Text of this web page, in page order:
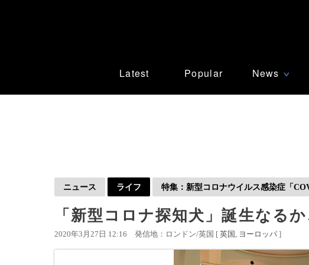
Latest Popular News ∨
ニュース ライフ 特集：新型コロナウイルス感染症「
「新型コロナ探知犬」誕生なる
2020年3月27日 12:16 発信地：ロンドン/英国 [ 英国 ヨーロッパ ]